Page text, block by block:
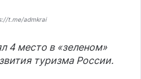
t.me/admkrai
4 место в «зеленом»
туризма России.